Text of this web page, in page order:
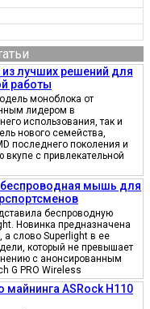
лучших решений для
работы
моноблока от
лидером в
использования, так и
нового семейства,
последнего поколения и
вкупе с привлекательной
беспроводная мышь для
беспроводную
Новинка предназначена
слово Superlight в ее
который не превышает
с анонсированным
G PRO Wireless
ASRock H110